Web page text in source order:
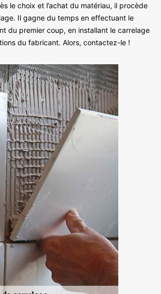
le choix et l’achat du matériau, il procède
Il gagne du temps en effectuant le
du premier coup, en installant le carrelage
du fabricant. Alors, contactez-le !